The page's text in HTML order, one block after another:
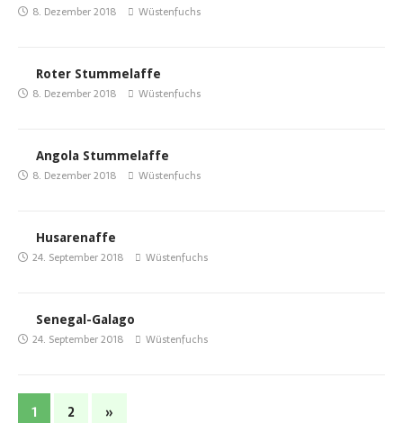
8. Dezember 2018 Wüstenfuchs
Roter Stummelaffe
8. Dezember 2018 Wüstenfuchs
Angola Stummelaffe
8. Dezember 2018 Wüstenfuchs
Husarenaffe
24. September 2018 Wüstenfuchs
Senegal-Galago
24. September 2018 Wüstenfuchs
1 2 »